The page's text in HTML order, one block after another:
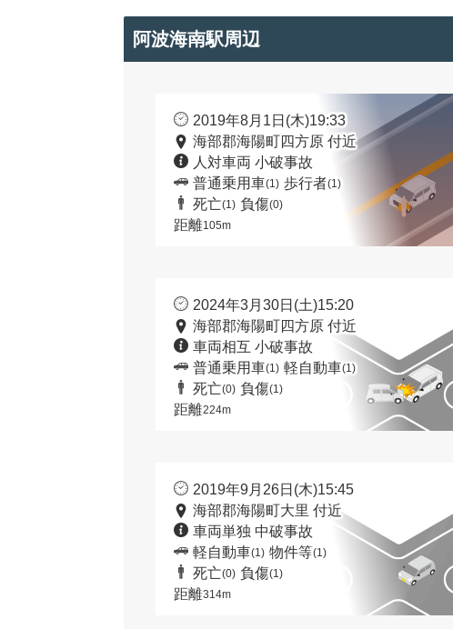
阿波海南駅周辺
2019年8月1日(木)19:33
海部郡海陽町四方原 付近
人対車両 小破事故
普通乗用車(1) 歩行者(1)
死亡(1) 負傷(0)
距離105m
2024年3月30日(土)15:20
海部郡海陽町四方原 付近
車両相互 小破事故
普通乗用車(1) 軽自動車(1)
死亡(0) 負傷(1)
距離224m
2019年9月26日(木)15:45
海部郡海陽町大里 付近
車両単独 中破事故
軽自動車(1) 物件等(1)
死亡(0) 負傷(1)
距離314m